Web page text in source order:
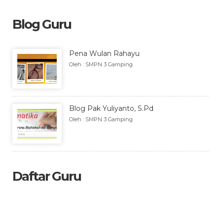
Blog Guru
Pena Wulan Rahayu
Oleh : SMPN 3 Gamping
Blog Pak Yuliyanto, S.Pd
Oleh : SMPN 3 Gamping
Daftar Guru